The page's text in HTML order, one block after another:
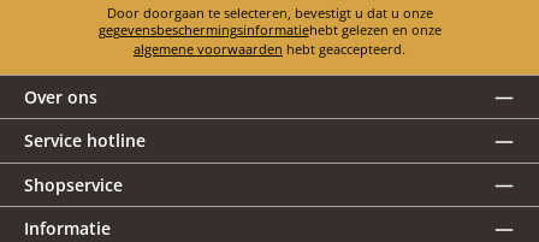
Door doorgaan te selecteren, bevestigt u dat u onze
gegevensbeschermingsinformatie
hebt gelezen en onze
algemene voorwaarden hebt geaccepteerd.
Over ons
Service hotline
Shopservice
Informatie